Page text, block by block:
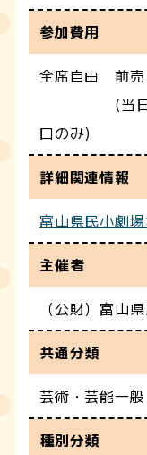
参加費用
全席自由 前
(当日券
口のみ)
詳細関連情報
富山県民小劇
主催者
（公財）富山
共通分類
芸術・芸能一
種別分類